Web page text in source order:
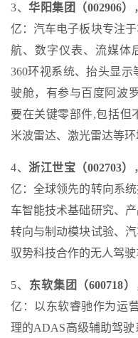
3、 华阳集团（002906）
亿：汽车电子板块专注
航、数字仪表、流媒体
360环视系统、抬头显
驶舱，有参与百度阿波
要在关键零部件,包括但
米波雷达、激光雷达等环
4、 浙江世宝（002703）
亿：全球领先的转向系
车智能技术基础研究、
转向与制动模块试验、
驭势科技合作的无人驾驶
5、 东软集团（600718）
亿：以东软睿驰作为运
理的ADAS高级辅助驾